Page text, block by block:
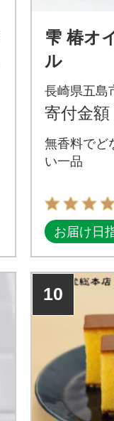
雫 椿オ
ル
長崎県五島
寄付金額
無香料でど
い一品
お届け日
10